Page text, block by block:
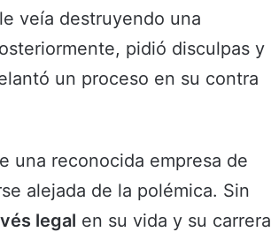
veía destruyendo una
pidió disculpas y
un proceso en su contra
una reconocida empresa de
alejada de la polémica. Sin
legal en su vida y su carrera